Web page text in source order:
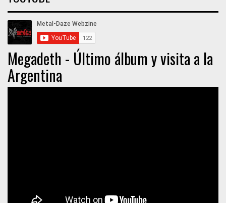
Megadeth - Último álbum y visita a la
Argentina